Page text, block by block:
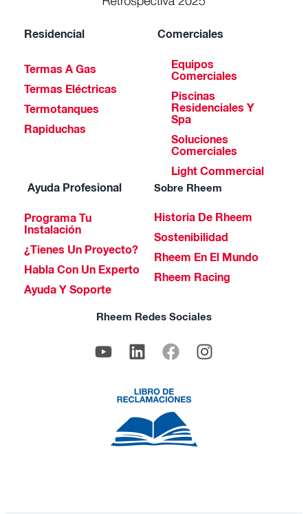
Residencial
Termas A Gas
Termas Eléctricas
Termotanques
Rapiduchas
Comerciales
Equipos
Comerciales
Piscinas
Residenciales Y
Spa
Soluciones
Comerciales
Light Commercial
Ayuda Profesional
Programa Tu
Instalación
¿Tienes Un Proyecto?
Habla Con Un Experto
Ayuda Y Soporte
Sobre Rheem
Historia De Rheem
Sostenibilidad
Rheem En El Mundo
Rheem Racing
Rheem Redes Sociales